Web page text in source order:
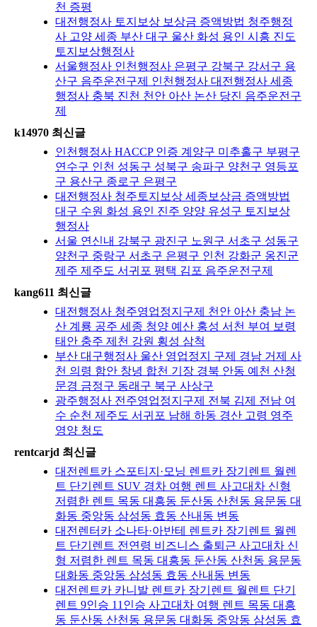
천 증평
대전행정사 토지보상 보상금 증액방법 청주행정
사 고양 세종 부산 대구 울산 화성 용인 시흥 진도
토지보상행정사
서울행정사 인천행정사 은평구 강북구 강서구 용
산구 음주운전구제 인천행정사 대전행정사 세종
행정사 충북 진천 천안 아산 논산 당진 음주운전구
제
k14970 최신글
인천행정사 HACCP 인증 계양구 미추홀구 부평구
연수구 인천 성동구 성북구 송파구 양천구 영등포
구 용산구 종로구 은평구
대전행정사 청주토지보상 세종보상금 증액방법
대구 수원 화성 용인 진주 양양 유성구 토지보상
행정사
서울 연신내 강북구 광진구 노원구 서초구 성동구
양천구 중랑구 서초구 은평구 인천 강화군 옹진군
제주 제주도 서귀포 평택 김포 음주운전구제
kang611 최신글
대전행정사 청주영업정지구제 천안 아산 충남 논
산 계룡 공주 세종 청양 예산 홍성 서천 부여 보령
태안 충주 제천 강원 횡성 삼척
부산 대구행정사 울산 영업정지 구제 경남 거제 사
천 의령 함안 창녕 합천 기장 경북 안동 예천 산청
문경 금정구 동래구 북구 사상구
광주행정사 전주영업정지구제 전북 김제 전남 여
수 순천 제주도 서귀포 남해 하동 경산 고령 영주
영양 청도
rentcarjd 최신글
대전렌트카 스포티지·모닝 렌트카 장기렌트 월렌
트 단기렌트 SUV 경차 여행 렌트 사고대차 신형
저렴한 렌트 목동 대흥동 둔산동 산천동 용문동 대
화동 중앙동 삼성동 효동 산내동 변동
대전렌터카 소나타·아반테 렌트카 장기렌트 월렌
트 단기렌트 전연령 비즈니스 출퇴근 사고대차 신
형 저렴한 렌트 목동 대흥동 둔산동 산천동 용문동
대화동 중앙동 삼성동 효동 산내동 변동
대전렌트카 카니발 렌트카 장기렌트 월렌트 단기
렌트 9인승 11인승 사고대차 여행 렌트 목동 대흥
동 둔산동 산천동 용문동 대화동 중앙동 삼성동 효